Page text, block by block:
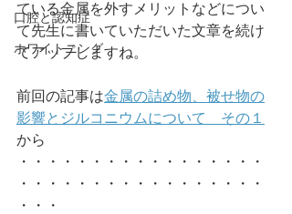
口腔と認知症
ホワイトニング
ている金属を外すメリットなどについ
て先生に書いていただいた文章を続け
てアップしますね。
前回の記事は金属の詰め物、被せ物の
影響とジルコニウムについて　その１
から
・・・・・・・・・・・・・・・・・
・・・・・・・・・・・・・・・・・
・・・